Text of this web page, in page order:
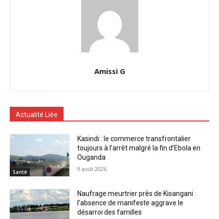
Amissi G
Actualité Liée
Santé
Kasindi : le commerce transfrontalier
toujours à l’arrêt malgré la fin d’Ebola en
Ouganda
9 août 2026
Naufrage meurtrier près de Kisangani :
l’absence de manifeste aggrave le
désarroi des familles